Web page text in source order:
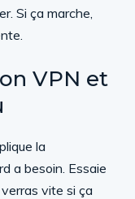
Si ça marche,
VPN et
la
a besoin. Essaie
vite si ça